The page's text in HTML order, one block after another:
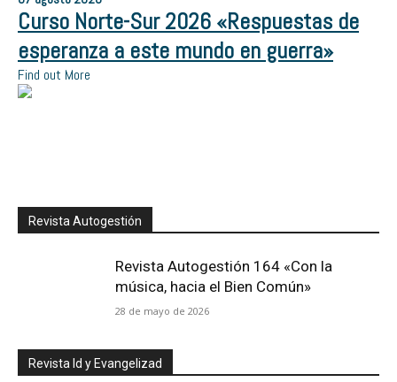
Curso Norte-Sur 2026 «Respuestas de
esperanza a este mundo en guerra»
Find out More
Revista Autogestión
Revista Autogestión 164 «Con la
música, hacia el Bien Común»
28 de mayo de 2026
Revista Id y Evangelizad